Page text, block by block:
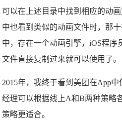
可以在上述目录中找到相应的动
中也看到类似的动画文件时，那
中，存在一个动画引擎，iOS程序
文件直接复制过来就可以使用了。
2015年，我终于看到美团在App
经理可以根据线上A和B两种策略
策略更适合。